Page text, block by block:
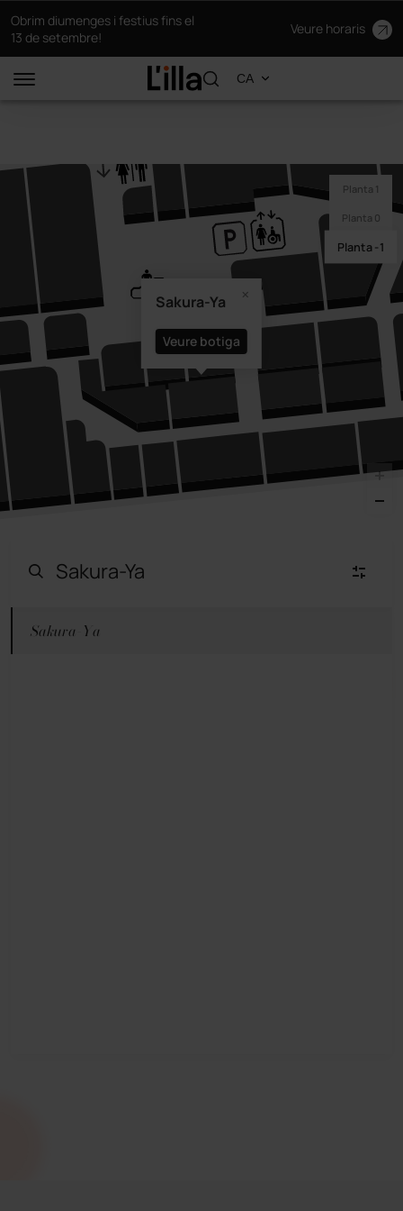
Obrim diumenges i festius fins el
13 de setembre!
Veure horaris
Sakura-Ya
Veure botiga
Planta 1
Planta 0
Planta -1
Moda Mujer
Sakura-Ya